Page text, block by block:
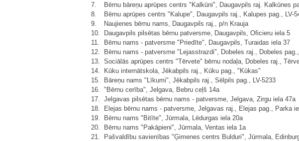
7.
Bērnu bāreņu aprūpes centrs "Kalkūni", Daugavpils raj. Kalkūnes
8.
Bērnu aprūpes centrs "Kalupe", Daugavpils raj., Kalupes pag., LV-
9.
Naujienes bērnu nams, Daugavpils raj., p/n Krauja
10.
Daugavpils pilsētas bērnu patversme, Daugavpils, Oficieru iela 5
11.
Bērnu nams - patversme "Priedīte", Daugavpils, Turaidas iela 37
12.
Bērnu nams - patversme "Lejasstrazdi", Dobeles raj., Dobeles
13.
Sociālās aprūpes centrs "Tērvete" bērnu nodaļa, Dobeles raj.,
14.
Kūku internātskola, Jēkabpils raj., Kūku pag., "Kūkas"
15.
Bāreņu nams "Līkumi", Jēkabpils raj., Sēlpils pag., LV-5233
16.
"Bērnu cerība", Jelgava, Bebru ceļš 14a
17.
Jelgavas pilsētas bērnu nams - patversme, Jelgava, Zirgu iela 47a
18.
Elejas bērnu nams - patversme, Jelgavas raj., Elejas pag., Parka
19.
Bērnu nams "Bitīte", Jūrmala, Lēdurgas iela 20a
20.
Bērnu nams "Pakāpieni", Jūrmala, Ventas iela 1a
21.
Pašvaldību savienības "Ģimenes centrs Bulduri", Jūrmala,